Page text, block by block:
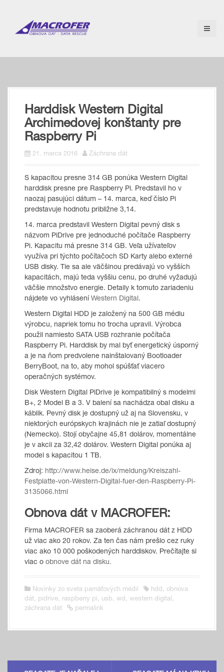
o
Harddisk Western Digital
Archimedovej konštanty pre
Raspberry Pi
21. marca 2016 Záchrana dát
S kapacitou presne 314 GB ponúka Western Digital
harddisk presne pre Raspberry Pi. Predstavil ho v
naozaj pasujúci dátum – 14. marca, keď číslo Pi
predstavuje hodnotu približne 3,14.
14. marca predstavil Western Digital pevný disk s
názvom PiDrive pre jednoduché počítače Raspberry
Pi. Kapacitu má presne 314 GB. Veľa užívateľov
využíva pri týchto počítačoch SD Karty alebo externé
USB disky. Tie sa ale väčšinou predávajú vo vyšších
kapacitách, majú teda vyššiu cenu, po druhé vyžadujú
väčšie množstvo energie. Detaily k tomuto zariadeniu
nájdete vo vyhlásení Western Digital.
Western Digital HDD je založený na 500 GB médiu
výrobcu, napriek tomu ho trocha upravil. Výrobca
použil namiesto SATA USB rozhranie počítača
Raspberry Pi. Harddisk by mal byť energetický úsporný
a je na ňom predvolene nainštalovaný Bootloader
BerryBoot, na to, aby mohol spúšťať viacero
operačných systémov.
Disk Western Digital PiDrive je kompatibilný s modelmi
B+, 2 Model B a 3. V balení sa nachádza obal disku a
káblik. Pevný disk je dostupný už aj na Slovensku, v
niektorých európskych krajinách nie je zatiaľ dostupný
(Nemecko). Stojí obyčajne 45,81 dolárov, momentálne
je v akcii za 32,42 dolárov. Western Digital ponúka aj
model s kapacitou 1 TB.
Zdroj: http://www.heise.de/ix/meldung/Kreiszahl-
Festplatte-von-Western-Digital-fuer-den-Raspberry-Pi-
3135066.html
Obnova dát v MACROFER:
Firma MACROFER sa zaoberá záchranou dát z HDD
už viac ako 20 rokov. Za ten čas nám prešlo cez ruky
viac ako 10 000 poškodených harddiskov. Prečítajte si
viac o obnove dát na disku.
Novinky zo sveta pamäťových médií hdd, obnova
dát, pidrive, raspberry pi, usb, wd, western digital,
záchrana dát
permalink